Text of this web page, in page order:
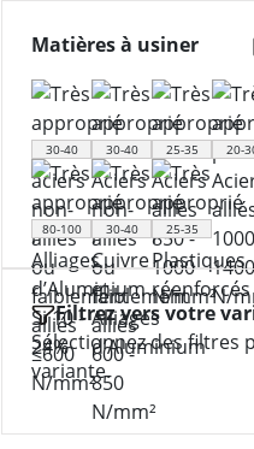
Matières à usiner
30-40 30-40 25-35 20-
80-100 30-40 25-35
Filtrez vers votre
Sélectionnez des
variante.